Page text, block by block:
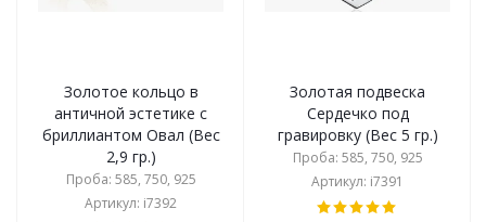
Золотое кольцо в
античной эстетике с
бриллиантом Овал (Вес
2,9 гр.)
Проба: 585, 750, 925
Артикул: i7392
Золотая подвеска
Сердечко под
гравировку (Вес 5 гр.)
Проба: 585, 750, 925
Артикул: i7391